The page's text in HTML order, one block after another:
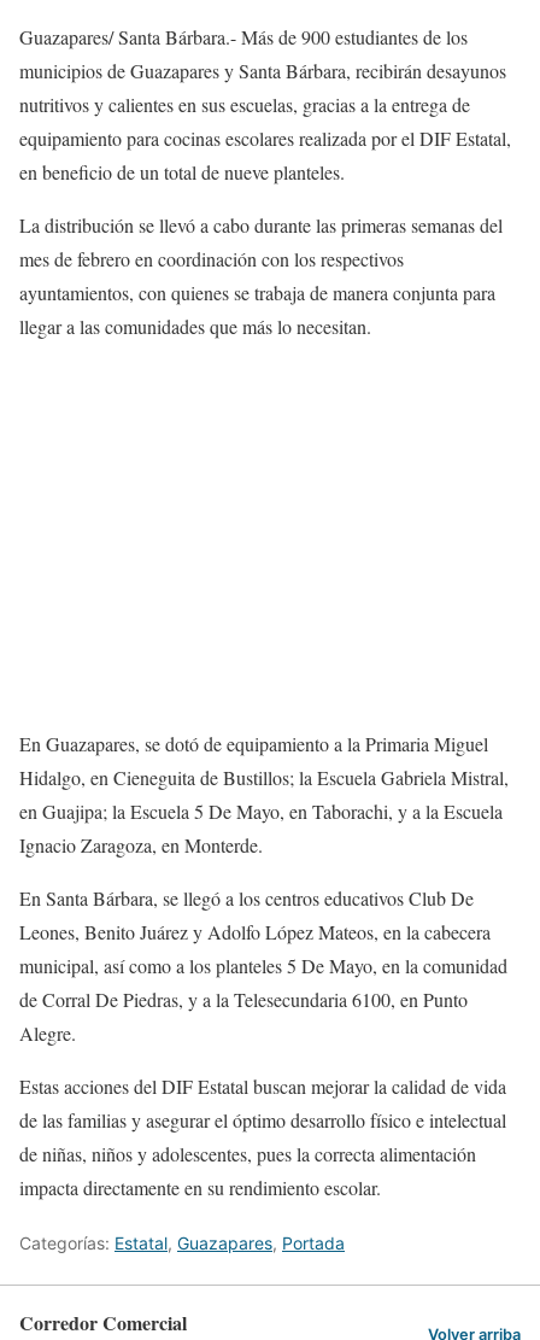
Guazapares/ Santa Bárbara.- Más de 900 estudiantes de los
municipios de Guazapares y Santa Bárbara, recibirán desayunos
nutritivos y calientes en sus escuelas, gracias a la entrega de
equipamiento para cocinas escolares realizada por el DIF Estatal,
en beneficio de un total de nueve planteles.
La distribución se llevó a cabo durante las primeras semanas del
mes de febrero en coordinación con los respectivos
ayuntamientos, con quienes se trabaja de manera conjunta para
llegar a las comunidades que más lo necesitan.
En Guazapares, se dotó de equipamiento a la Primaria Miguel
Hidalgo, en Cieneguita de Bustillos; la Escuela Gabriela Mistral,
en Guajipa; la Escuela 5 De Mayo, en Taborachi, y a la Escuela
Ignacio Zaragoza, en Monterde.
En Santa Bárbara, se llegó a los centros educativos Club De
Leones, Benito Juárez y Adolfo López Mateos, en la cabecera
municipal, así como a los planteles 5 De Mayo, en la comunidad
de Corral De Piedras, y a la Telesecundaria 6100, en Punto
Alegre.
Estas acciones del DIF Estatal buscan mejorar la calidad de vida
de las familias y asegurar el óptimo desarrollo físico e intelectual
de niñas, niños y adolescentes, pues la correcta alimentación
impacta directamente en su rendimiento escolar.
Categorías: Estatal, Guazapares, Portada
Corredor Comercial Volver arriba